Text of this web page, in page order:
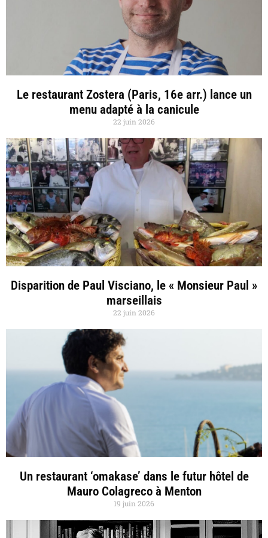
Le restaurant Zostera (Paris, 16e arr.) lance un
menu adapté à la canicule
22 juin 2026
Disparition de Paul Visciano, le « Monsieur Paul »
marseillais
22 juin 2026
Un restaurant ‘omakase’ dans le futur hôtel de
Mauro Colagreco à Menton
19 juin 2026